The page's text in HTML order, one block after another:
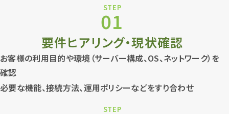
STEP
01
要件ヒアリング・現状確認
お客様の利用目的や環境（サーバー構成、OS、ネットワーク）を
確認
必要な機能、接続方法、運用ポリシーなどをすり合わせ
STEP